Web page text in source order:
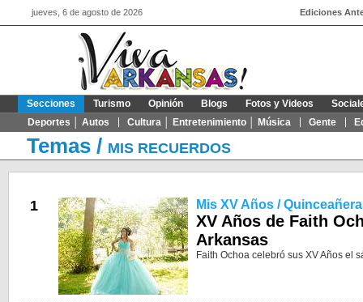
jueves, 6 de agosto de 2026 Ediciones
Secciones
Deportes │ Autos
Cultura │ Entretenimiento │ Música Gente
Turismo Opinión Blogs Fotos y Videos
Temas / MIS RECUERDOS
1 Mis XV Años /
XV Años de Faith
Arkansas
Faith Ochoa celebró sus XV Años el